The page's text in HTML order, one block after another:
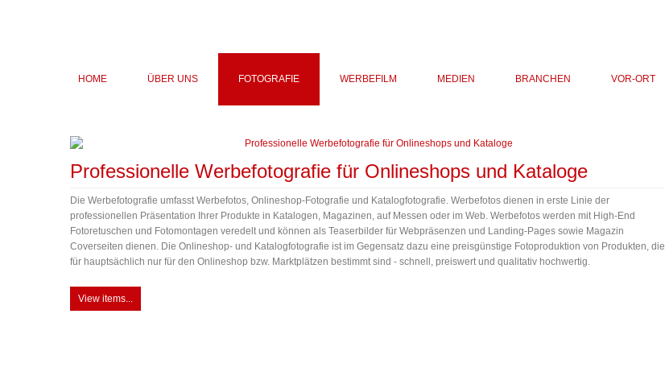
HOME ÜBER UNS FOTOGRAFIE WERBEFILM MEDIEN BRANCHEN VOR-ORT
Professionelle Werbefotografie für Onlineshops und Kataloge
Die Werbefotografie umfasst Werbefotos, Onlineshop-Fotografie und Katalogfotografie. Werbefotos dienen in erste Linie der
professionellen Präsentation Ihrer Produkte in Katalogen, Magazinen, auf Messen oder im Web. Werbefotos werden mit High-End
Fotoretuschen und Fotomontagen veredelt und können als Teaserbilder für Webpräsenzen und Landing-Pages sowie Magazin
Coverseiten dienen. Die Onlineshop- und Katalogfotografie ist im Gegensatz dazu eine preisgünstige Fotoproduktion von Produkten, die
für hauptsächlich nur für den Onlineshop bzw. Marktplätzen bestimmt sind - schnell, preiswert und qualitativ hochwertig.
View items...